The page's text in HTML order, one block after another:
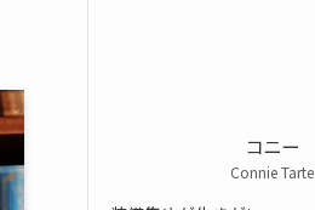
コニー
Connie Tarte